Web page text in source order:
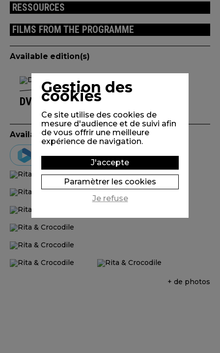
RESSOURCES
FILMS FROM THE PROGRAMME
Available edition(s)
DVD RITA & CROCODILE
Available on VOD
Vimeo on demand
+ de photos
Gestion des
cookies
Ce site utilise des cookies de
mesure d'audience et de suivi afin
de vous offrir une meilleure
expérience de navigation.
J'accepte
Paramètrer les cookies
Je refuse